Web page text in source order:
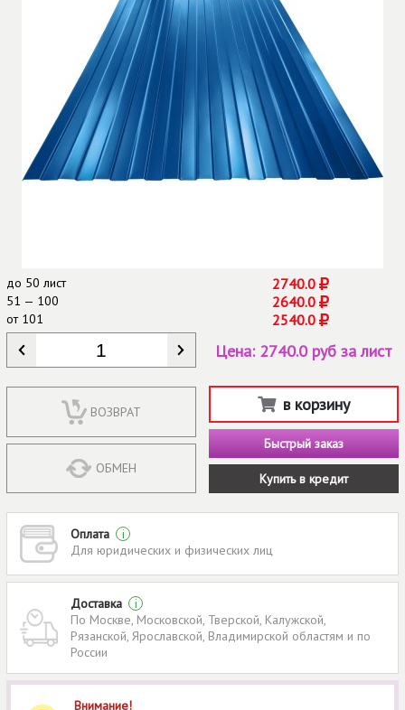
до 50 лист 2740.0
51 — 100 2640.0
от101 2540.0
КОЛИЧЕСТВО
ВОЗВРАТ
ОБМЕН
Цена: 2740.0 руб за лист
в корзину
Быстрый заказ
Купить в кредит
Оплата
i
Для юридических и физических лиц
Доставка
i
По Москве, Московской, Тверской, Калужской,
Рязанской, Ярославской, Владимирской областям и по
России
Внимание!